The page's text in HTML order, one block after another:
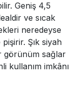
Geniş 4,5
ve sıcak
neredeyse
Şık siyah
görünüm sağlar
kullanım imkânı